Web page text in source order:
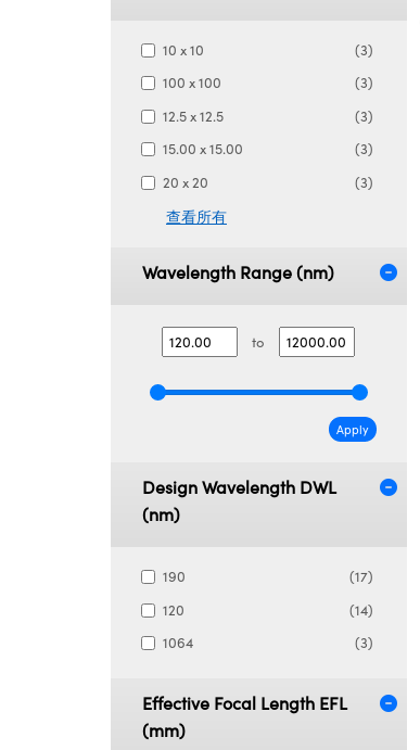
10 x 10
(3)
100 x 100
(3)
12.5 x 12.5
(3)
15.00 x 15.00
(3)
20 x 20
(3)
查看所有
Wavelength Range (nm)
to
Apply
Design Wavelength DWL
(nm)
190
(17)
120
(14)
1064
(3)
Effective Focal Length EFL
(mm)